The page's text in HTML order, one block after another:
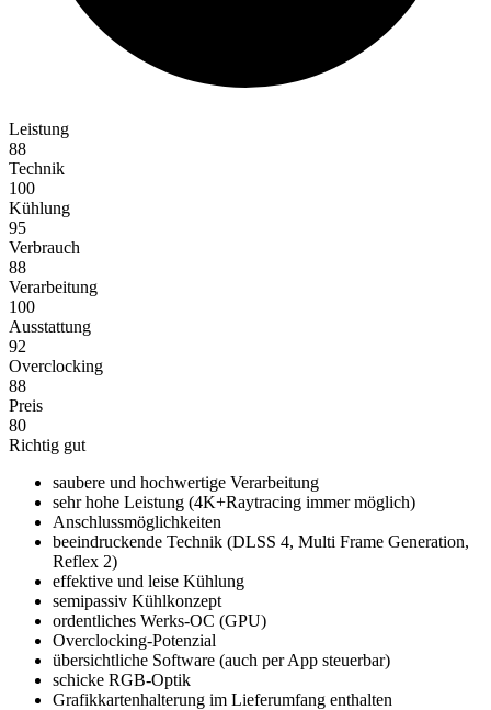
Leistung
88
Technik
100
Kühlung
95
Verbrauch
88
Verarbeitung
100
Ausstattung
92
Overclocking
88
Preis
80
Richtig gut
saubere und hochwertige Verarbeitung
sehr hohe Leistung (4K+Raytracing immer möglich)
Anschlussmöglichkeiten
beeindruckende Technik (DLSS 4, Multi Frame Generation,
Reflex 2)
effektive und leise Kühlung
semipassiv Kühlkonzept
ordentliches Werks-OC (GPU)
Overclocking-Potenzial
übersichtliche Software (auch per App steuerbar)
schicke RGB-Optik
Grafikkartenhalterung im Lieferumfang enthalten